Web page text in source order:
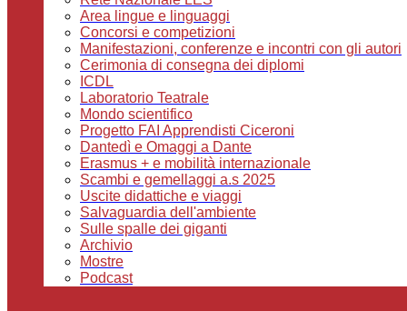
Area lingue e linguaggi
Concorsi e competizioni
Manifestazioni, conferenze e incontri con gli autori
Cerimonia di consegna dei diplomi
ICDL
Laboratorio Teatrale
Mondo scientifico
Progetto FAI Apprendisti Ciceroni
Dantedì e Omaggi a Dante
Erasmus + e mobilità internazionale
Scambi e gemellaggi a.s 2025
Uscite didattiche e viaggi
Salvaguardia dell'ambiente
Sulle spalle dei giganti
Archivio
Mostre
Podcast